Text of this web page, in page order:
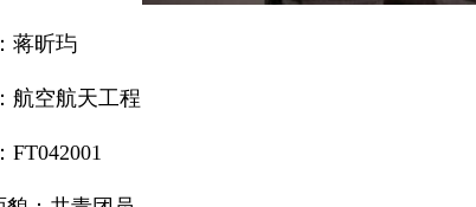
蒋昕玙
航空航天工程
FT042001